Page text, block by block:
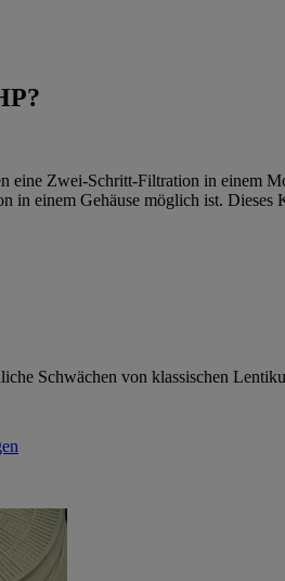
eine Zwei-Schritt-Filtration in einem
in einem Gehäuse möglich ist.
Schwächen von klassischen